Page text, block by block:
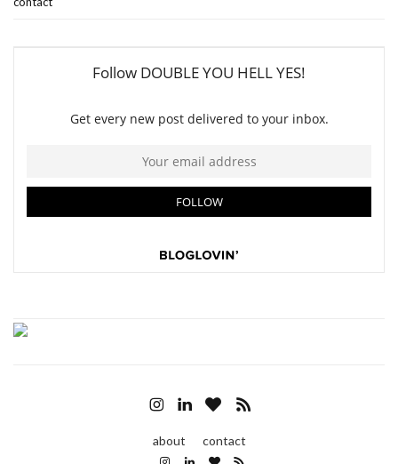
about contact